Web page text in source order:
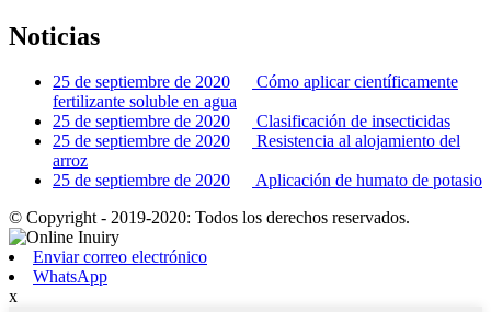
Noticias
25 de septiembre de 2020
Cómo aplicar científicamente
fertilizante soluble en agua
25 de septiembre de 2020
Clasificación de insecticidas
25 de septiembre de 2020
Resistencia al alojamiento del
arroz
25 de septiembre de 2020
Aplicación de humato de potasio
© Copyright - 2019-2020: Todos los derechos reservados.
Enviar correo electrónico
WhatsApp
x